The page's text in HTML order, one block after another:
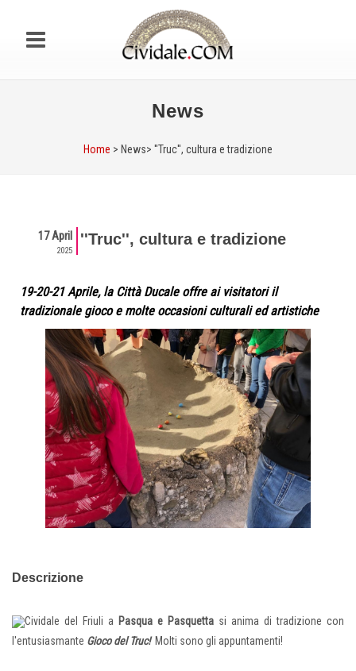
News
Home > News> ''Truc'', cultura e tradizione
17 April
2025
''Truc'', cultura e tradizione
19-20-21 Aprile, la Città Ducale offre ai visitatori il
tradizionale gioco e molte occasioni culturali ed artistiche
Descrizione
Cividale del Friuli a Pasqua e Pasquetta si anima di tradizione con
l'entusiasmante Gioco del Truc! Molti sono gli appuntamenti!